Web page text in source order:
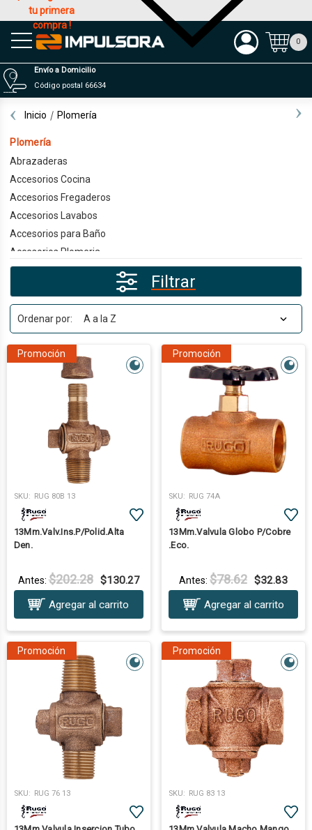
tu primera
compra !
Productos
Envío a Domicilio
Código postal 66634
0
Inicio Plomería
Plomería
Abrazaderas
Accesorios Cocina
Accesorios Fregaderos
Accesorios Lavabos
Accesorios para Baño
Accesorios Plomeria
Alimentadores
Céspoles
Chalupas
Cintas
Conectores Flexibles
Conectores Glándula
Mangueras
Mezcladoras
Válvulas
Filtrar
Ordenar por:
Promoción
SKU: RUG 80B 13
13Mm.Valv.Ins.P/Polid.Alta
Den.
Antes:$202.28 $130.27
Agregar al carrito
Promoción
SKU: RUG 74A
13Mm.Valvula Globo P/Cobre
.Eco.
Antes:$78.62 $32.83
Agregar al carrito
Promoción
SKU: RUG 76 13
Promoción
SKU: RUG 83 13